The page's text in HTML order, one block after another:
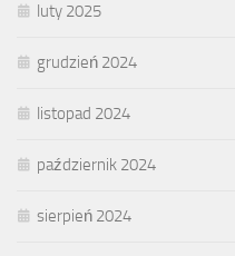
luty 2025
grudzień 2024
listopad 2024
październik 2024
sierpień 2024